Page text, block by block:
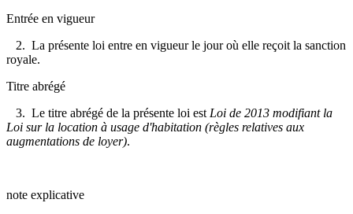
Entrée en vigueur
2. La présente loi entre en vigueur le jour où elle reçoit la sanction
royale.
Titre abrégé
3. Le titre abrégé de la présente loi est Loi de 2013 modifiant la
Loi sur la location à usage d'habitation (règles relatives aux
augmentations de loyer).
note explicative